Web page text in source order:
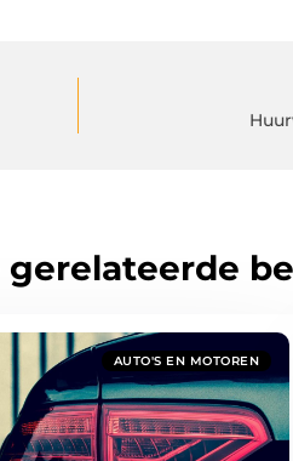
gerelateerde
AUTO'S EN MOTOREN